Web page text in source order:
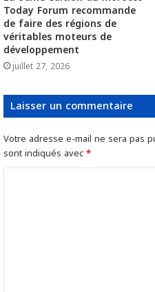
Today Forum recommande
de faire des régions de
véritables moteurs de
développement
juillet 27, 2026
Laisser un commentaire
Votre adresse e-mail ne sera pas
sont indiqués avec*